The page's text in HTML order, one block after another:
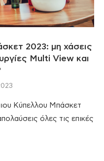
2023: μη χάσεις
Multi View και
Κύπελλου Μπάσκετ
όλες τις επικές